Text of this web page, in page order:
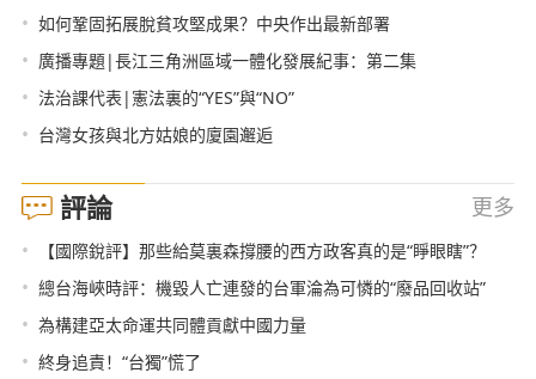
• 如何鞏固拓展脫貧攻堅成果？中央作出最新部署
• 廣播專題|長江三角洲區域一體化發展紀事：第二集
• 法治課代表|憲法裏的“YES”與“NO”
• 台灣女孩與北方姑娘的廈園邂逅
評論 更多
• 【國際銳評】那些給莫裏森撐腰的西方政客真的是“睜眼瞎”？
• 總台海峽時評：機毀人亡連發的台軍淪為可憐的“廢品回收站”
• 為構建亞太命運共同體貢獻中國力量
• 終身追責！“台獨”慌了